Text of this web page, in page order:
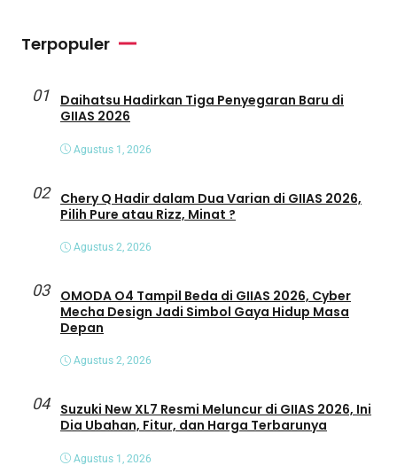
Terpopuler
01
Daihatsu Hadirkan Tiga Penyegaran Baru di
GIIAS 2026
Agustus 1, 2026
02
Chery Q Hadir dalam Dua Varian di GIIAS 2026,
Pilih Pure atau Rizz, Minat ?
Agustus 2, 2026
03
OMODA O4 Tampil Beda di GIIAS 2026, Cyber
Mecha Design Jadi Simbol Gaya Hidup Masa
Depan
Agustus 2, 2026
04
Suzuki New XL7 Resmi Meluncur di GIIAS 2026, Ini
Dia Ubahan, Fitur, dan Harga Terbarunya
Agustus 1, 2026